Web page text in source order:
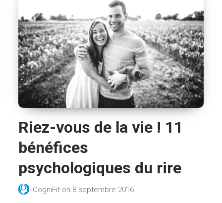
Riez-vous de la vie ! 11
bénéfices
psychologiques du rire
CogniFit on 8 septembre 2016